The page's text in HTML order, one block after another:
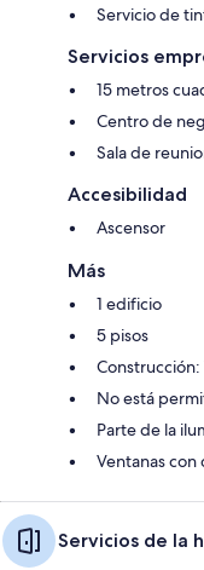
Servicio de
Servicios
15 metros
Centro de
Sala de
Accesibilidad
Ascensor
Más
1 edificio
5 pisos
Construcción:
No está
Parte de la
Ventanas
Servicios de la